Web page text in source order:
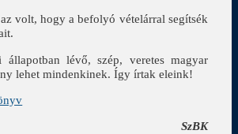
volt, hogy a befolyó vételárral segítsék
állapotban lévő, szép, veretes magyar
lehet mindenkinek. Így írtak eleink!
SzBK